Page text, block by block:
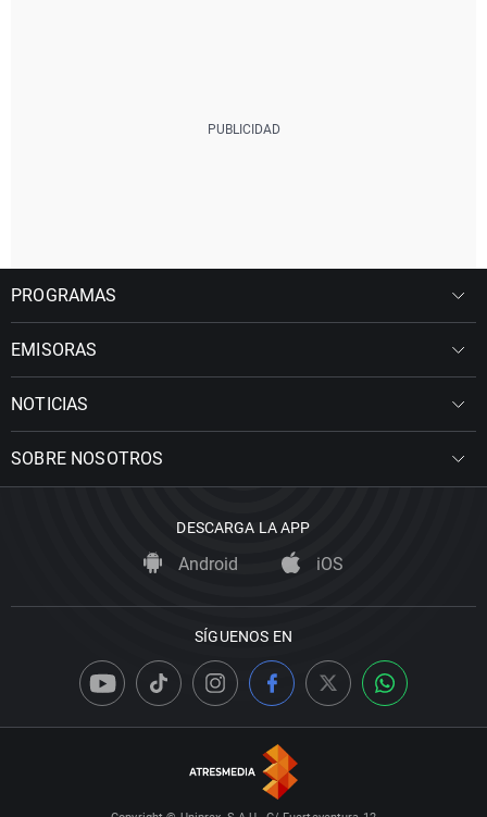
PROGRAMAS
EMISORAS
NOTICIAS
SOBRE NOSOTROS
DESCARGA LA APP
Android iOS
SÍGUENOS EN